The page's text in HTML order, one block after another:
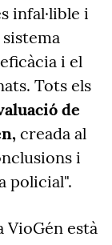
infal·lible i
i el
Tots els
de
creada al
i
policial".
VioGén està